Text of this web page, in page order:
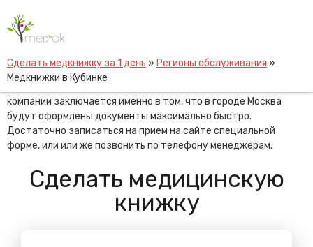
content
Сделать медкнижку за 1 день » Регионы обслуживания »
Медкнижки в Кубинке
Медкнижки в Кубинке
Медкнижки в Кубинке оформить не составит труда,
достаточно обратиться к профессионалам, которые готовы
оказать услугу максимально быстро. Выгода обращения в
компании заключается именно в том, что в городе Москва
будут оформлены документы максимально быстро.
Достаточно записаться на прием на сайте специальной
форме, или или же позвонить по телефону менеджерам.
Сделать медицинскую
книжку